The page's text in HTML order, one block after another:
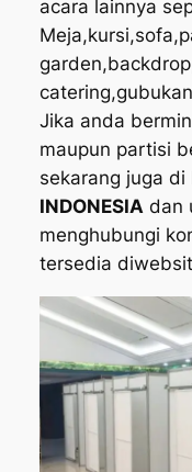
acara lainnya
Jika anda
maupun partisi
sekarang juga di
INDONESIAdan
menghubungi
tersedia